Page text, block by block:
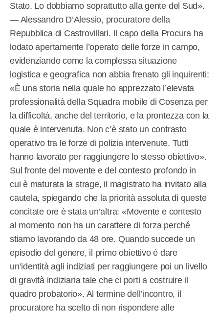
Stato. Lo dobbiamo soprattutto alla gente del Sud».
— Alessandro D’Alessio, procuratore della
Repubblica di Castrovillari. Il capo della Procura ha
lodato apertamente l’operato delle forze in campo,
evidenziando come la complessa situazione
logistica e geografica non abbia frenato gli inquirenti:
«È una storia nella quale ho apprezzato l’elevata
professionalità della Squadra mobile di Cosenza per
la difficoltà, anche del territorio, e la prontezza con la
quale è intervenuta. Non c’è stato un contrasto
operativo tra le forze di polizia intervenute. Tutti
hanno lavorato per raggiungere lo stesso obiettivo».
Sul fronte del movente e del contesto profondo in
cui è maturata la strage, il magistrato ha invitato alla
cautela, spiegando che la priorità assoluta di queste
concitate ore è stata un’altra: «Movente e contesto
al momento non ha un carattere di forza perché
stiamo lavorando da 48 ore. Quando succede un
episodio del genere, il primo obiettivo è dare
un’identità agli indiziati per raggiungere poi un livello
di gravità indiziaria tale che ci porti a costruire il
quadro probatorio». Al termine dell’incontro, il
procuratore ha scelto di non rispondere alle